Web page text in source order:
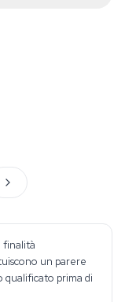
finalità
un parere
qualificato prima di